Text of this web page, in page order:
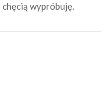
chęcią wypróbuję.